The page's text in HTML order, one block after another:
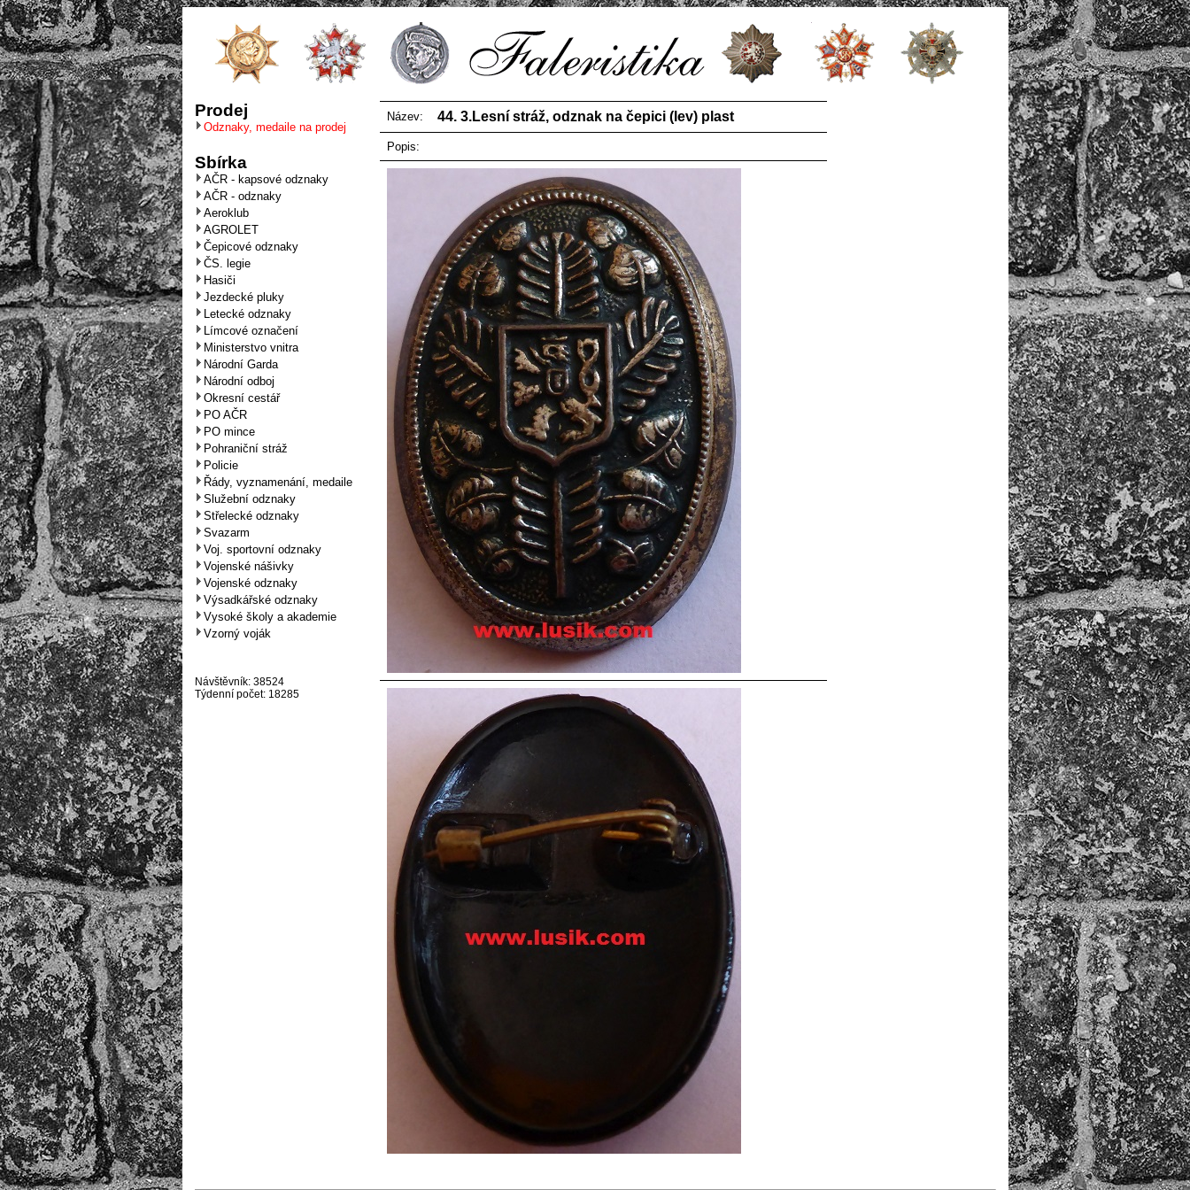
Prodej
Odznaky, medaile na prodej
Sbírka
AČR - kapsové odznaky
AČR - odznaky
Aeroklub
AGROLET
Čepicové odznaky
ČS. legie
Hasiči
Jezdecké pluky
Letecké odznaky
Límcové označení
Ministerstvo vnitra
Národní Garda
Národní odboj
Okresní cestář
PO AČR
PO mince
Pohraniční stráž
Policie
Řády, vyznamenání, medaile
Služební odznaky
Střelecké odznaky
Svazarm
Voj. sportovní odznaky
Vojenské nášivky
Vojenské odznaky
Výsadkářské odznaky
Vysoké školy a akademie
Vzorný voják
Návštěvník: 38524
Týdenní počet: 18285
Název: 44. 3.Lesní stráž, odznak na čepici (lev) plast
Popis: